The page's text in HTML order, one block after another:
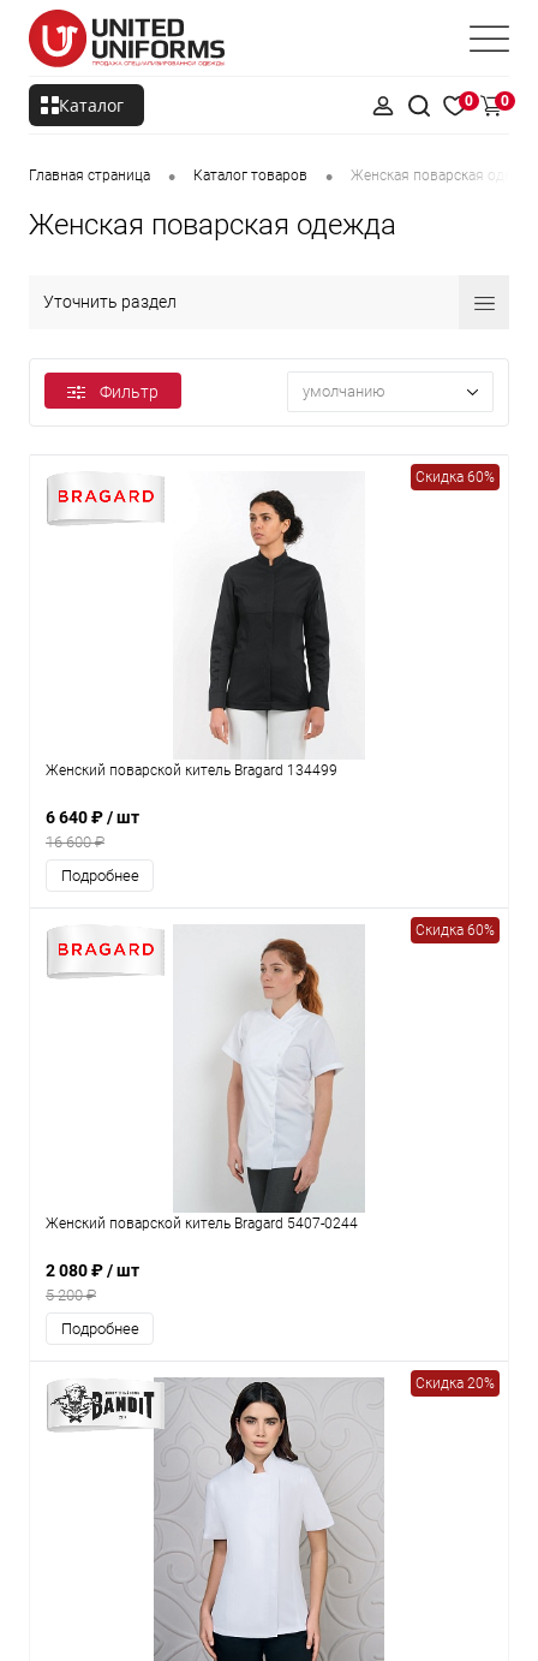
Каталог 0 0
Главная страница • Каталог товаров • Женская поварская одежда
Женская поварская одежда
Уточнить раздел
Фильтр умолчанию
Скидка 60%
Женский поварской китель Bragard 134499
6 640 ₽/ шт
16 600 ₽
Подробнее
Скидка 60%
Женский поварской китель Bragard 5407-0244
2 080 ₽/ шт
5 200 ₽
Подробнее
Скидка 20%